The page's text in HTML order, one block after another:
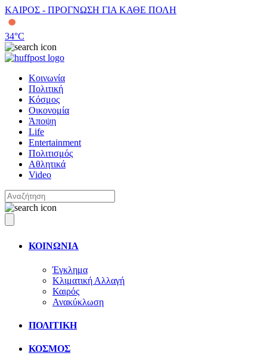
ΚΑΙΡΟΣ - ΠΡΟΓΝΩΣΗ ΓΙΑ ΚΑΘΕ ΠΟΛΗ
34°C
Κοινωνία
Πολιτική
Κόσμος
Οικονομία
Άποψη
Life
Entertainment
Πολιτισμός
Αθλητικά
Video
ΚΟΙΝΩΝΙΑ
Έγκλημα
Κλιματική Αλλαγή
Καιρός
Ανακύκλωση
ΠΟΛΙΤΙΚΗ
ΚΟΣΜΟΣ